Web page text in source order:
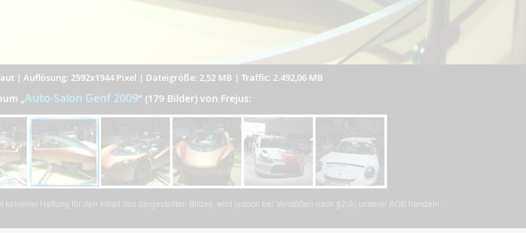
| Auflösung: 2592x1944 Pixel | Dateigröße: 2,52 MB | Traffic: 2.492,06 MB
„Auto-Salon Genf 2009” (179 Bilder) von Frejus:
Haftung für den Inhalt des dargestellten Bildes, wird jedoch bei Verstößen nach §2(3) unserer AGB handeln.